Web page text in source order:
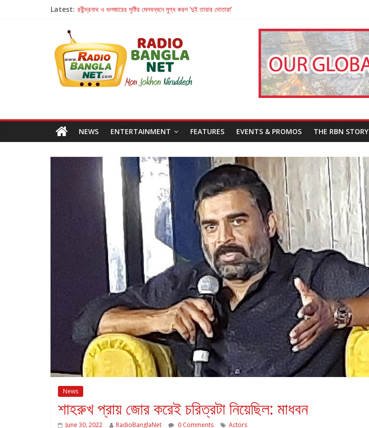
Latest: রবীন্দ্রনাথ ও গুলজারের সৃষ্টির মেলবন্ধনে মুগ্ধ করল ‘দুই তারার দোতারা’
Retribution: A Thought-Provoking Short Film That Challenges Our Understanding of Justice
হাওয়া বদলের টলিউডে ‘তুমি এলে তাই’
NEWS ENTERTAINMENT FEATURES EVENTS & PROMOS THE RBN STORY
News
শাহরুখ প্রায় জোর করেই চরিত্রটা নিয়েছিল: মাধবন
June 30, 2022 RadioBanglaNet 0 Comments Actors